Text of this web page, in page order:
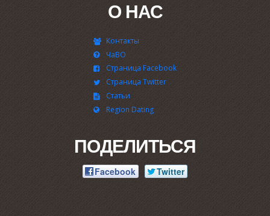
О НАС
Контакты
ЧаВО
Страница Facebook
Страница Twitter
Статьи
Region Dating
ПОДЕЛИТЬСЯ
Facebook Twitter